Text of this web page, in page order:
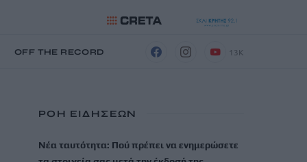
OFF THE RECORD
13K
ΡΟΗ ΕΙΔΗΣΕΩΝ
Νέα ταυτότητα: Πού πρέπει να ενημερώσετε